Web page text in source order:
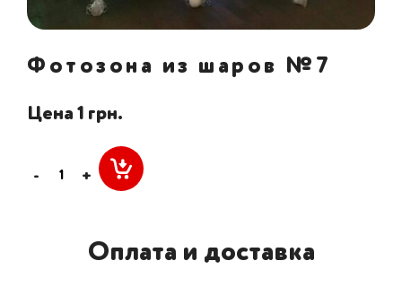
Фотозона из шаров №7
Цена 1 грн.
- +
Оплата и доставка